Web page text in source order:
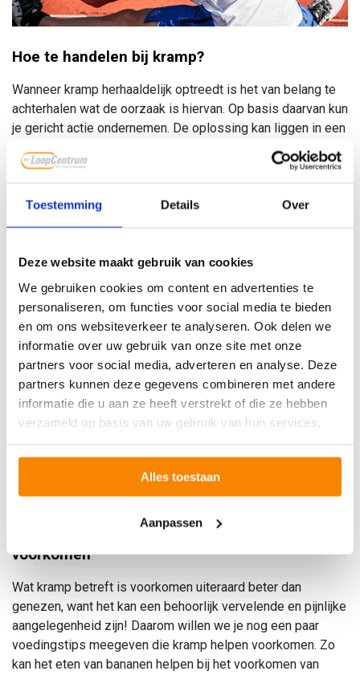
Toestemming Details Over
Deze website maakt gebruik van cookies
We gebruiken cookies om content en advertenties te
personaliseren, om functies voor social media te bieden
en om ons websiteverkeer te analyseren. Ook delen we
informatie over uw gebruik van onze site met onze
partners voor social media, adverteren en analyse. Deze
partners kunnen deze gegevens combineren met andere
informatie die u aan ze heeft verstrekt of die ze hebben
verzameld op basis van uw gebruik van hun services.
Alles toestaan
Aanpassen
Hoe te handelen bij kramp?
Wanneer kramp herhaaldelijk optreedt is het van belang te
achterhalen wat de oorzaak is hiervan. Op basis daarvan kun
je gericht actie ondernemen. De oplossing kan liggen in een
verandering van voeding of het letten op een juiste
vochtinname (geen vocht afdrijvende drank). Ook kan een
kramp verkleinen. Kramp in bijvoorbeeld de kuit kan soms
ook voorkomen worden door een verandering van de stand
Ook de schoenkeuze kan hier dus invloed op hebben
Treedt er onverhoopt toch kramp tijdens het sporten op,
probeer dan rustig te gaan zitten of liggen. Het losjes
schudden van de getroffen spier kan de verkramping doen
verdwijnen. Helpt het schudden niet, dan kun je de spier die
tegengesteld werkt aan de verkrampte spier activeren.
Hierbij breng je de verkrampte spier op lengte. Bij kramp
onder de voet bijvoorbeeld betekent dit dat de tenen
zoveel mogelijk richting scheenbeen/gezicht moeten
bovenbeen, strek je dit been zoveel mogelijk en breng je de
Voedingstips om kramp tijdens het sporten te
voorkomen
Wat kramp betreft is voorkomen uiteraard beter dan
genezen, want het kan een behoorlijk vervelende en pijnlijke
aangelegenheid zijn! Daarom willen we je nog een paar
voedingstips meegeven die kramp helpen voorkomen. Zo
kan het eten van bananen helpen bij het voorkomen van